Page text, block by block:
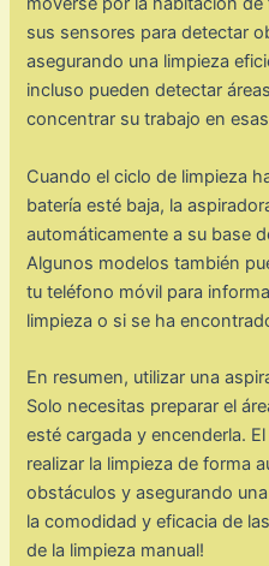
sus sensores para detectar
asegurando una limpieza
incluso pueden detectar
concentrar su trabajo en
Cuando el ciclo de limpieza
batería esté baja, la
automáticamente a su base
Algunos modelos también
tu teléfono móvil para
limpieza o si se ha
En resumen, utilizar una
Solo necesitas preparar el
esté cargada y encenderla.
realizar la limpieza de forma
obstáculos y asegurando
la comodidad y eficacia de
de la limpieza manual!